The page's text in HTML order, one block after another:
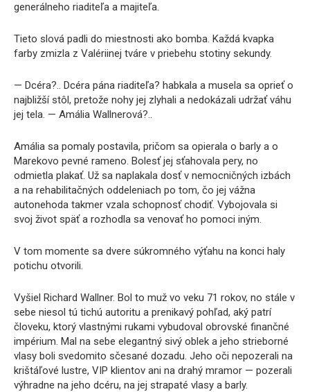
generálneho riaditeľa a majiteľa.
Tieto slová padli do miestnosti ako bomba. Každá kvapka
farby zmizla z Valériinej tváre v priebehu stotiny sekundy.
— Dcéra?.. Dcéra pána riaditeľa? habkala a musela sa oprieť o
najbližší stôl, pretože nohy jej zlyhali a nedokázali udržať váhu
jej tela. — Amália Wallnerová?..
Amália sa pomaly postavila, pričom sa opierala o barly a o
Marekovo pevné rameno. Bolesť jej sťahovala pery, no
odmietla plakať. Už sa naplakala dosť v nemocničných izbách
a na rehabilitačných oddeleniach po tom, čo jej vážna
autonehoda takmer vzala schopnosť chodiť. Vybojovala si
svoj život späť a rozhodla sa venovať ho pomoci iným.
V tom momente sa dvere súkromného výťahu na konci haly
potichu otvorili.
Vyšiel Richard Wallner. Bol to muž vo veku 71 rokov, no stále v
sebe niesol tú tichú autoritu a prenikavý pohľad, aký patrí
človeku, ktorý vlastnými rukami vybudoval obrovské finančné
impérium. Mal na sebe elegantný sivý oblek a jeho strieborné
vlasy boli svedomito sčesané dozadu. Jeho oči nepozerali na
krištáľové lustre, VIP klientov ani na drahý mramor — pozerali
výhradne na jeho dcéru, na jej strapaté vlasy a barly.